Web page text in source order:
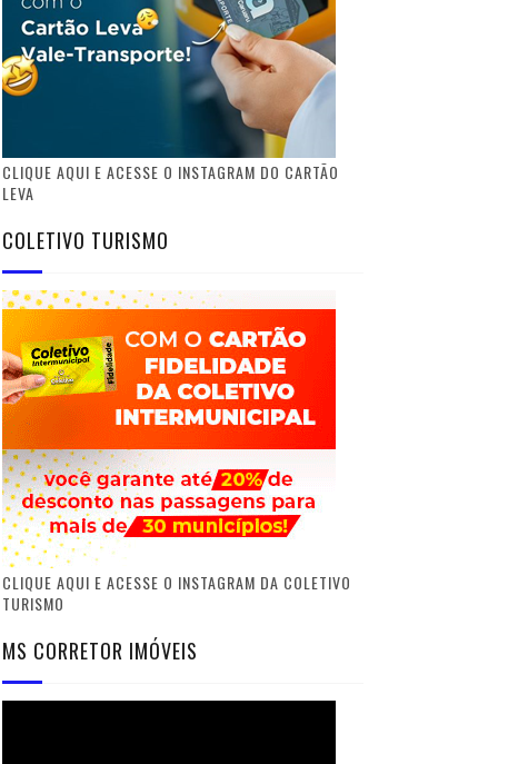
CLIQUE AQUI E ACESSE O INSTAGRAM DO CARTÃO
LEVA
COLETIVO TURISMO
CLIQUE AQUI E ACESSE O INSTAGRAM DA COLETIVO
TURISMO
MS CORRETOR IMÓVEIS